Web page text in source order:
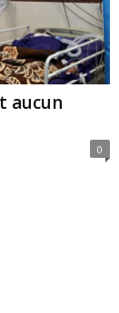
aucun
0